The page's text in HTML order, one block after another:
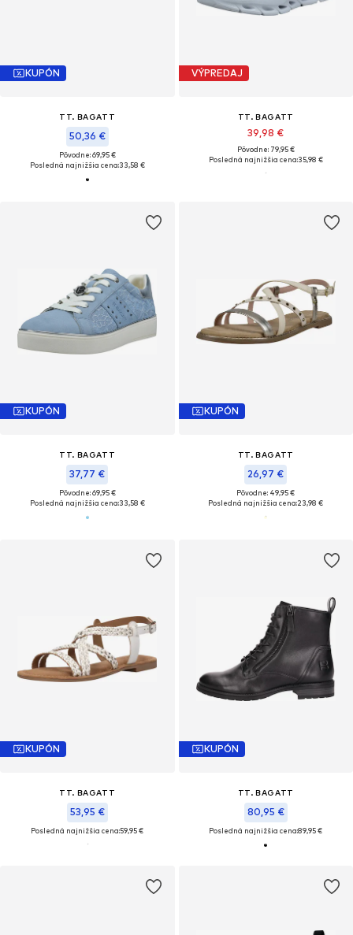
KUPÓN
TT. BAGATT
50,36 €
Pôvodne: 69,95 €
Posledná najnižšia cena:33,58 €
VÝPREDAJ
TT. BAGATT
39,98 €
Pôvodne: 79,95 €
Posledná najnižšia cena:35,98 €
KUPÓN
TT. BAGATT
37,77 €
Pôvodne: 69,95 €
Posledná najnižšia cena:33,58 €
KUPÓN
TT. BAGATT
26,97 €
Pôvodne: 49,95 €
Posledná najnižšia cena:23,98 €
KUPÓN
TT. BAGATT
53,95 €
Posledná najnižšia cena:59,95 €
KUPÓN
TT. BAGATT
80,95 €
Posledná najnižšia cena:89,95 €